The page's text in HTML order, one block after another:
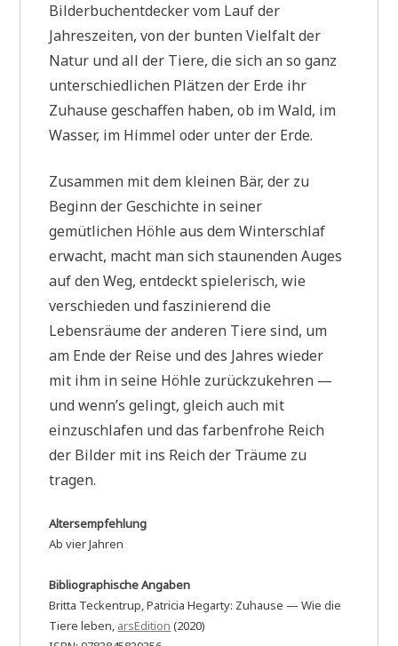
Bilderbuchentdecker vom Lauf der
Jahreszeiten, von der bunten Vielfalt der
Natur und all der Tiere, die sich an so ganz
unterschiedlichen Plätzen der Erde ihr
Zuhause geschaffen haben, ob im Wald, im
Wasser, im Himmel oder unter der Erde.
Zusammen mit dem kleinen Bär, der zu
Beginn der Geschichte in seiner
gemütlichen Höhle aus dem Winterschlaf
erwacht, macht man sich staunenden Auges
auf den Weg, entdeckt spielerisch, wie
verschieden und faszinierend die
Lebensräume der anderen Tiere sind, um
am Ende der Reise und des Jahres wieder
mit ihm in seine Höhle zurückzukehren —
und wenn’s gelingt, gleich auch mit
einzuschlafen und das farbenfrohe Reich
der Bilder mit ins Reich der Träume zu
tragen.
Altersempfehlung
Ab vier Jahren
Bibliographische Angaben
Britta Teckentrup, Patricia Hegarty: Zuhause — Wie die
Tiere leben, arsEdition (2020)